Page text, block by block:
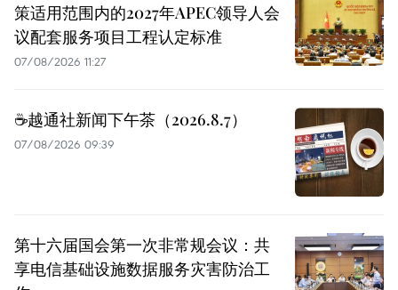
策适用范围内的2027年APEC领导人会
议配套服务项目工程认定标准
07/08/2026 11:27
☕️越通社新闻下午茶（2026.8.7）
07/08/2026 09:39
第十六届国会第一次非常规会议：共
享电信基础设施数据服务灾害防治工